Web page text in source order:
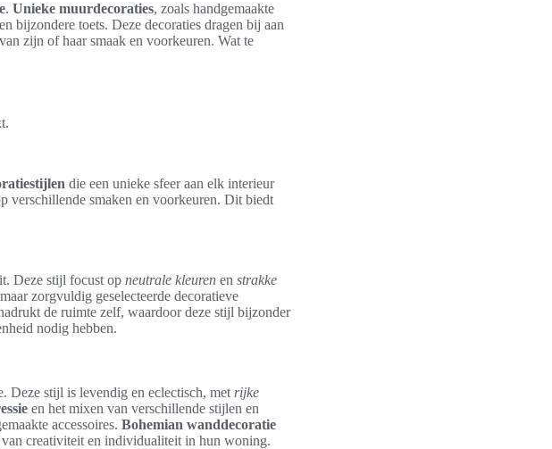
. Unieke muurdecoraties, zoals handgemaakte
bijzondere toets. Deze decoraties dragen bij aan
zijn of haar smaak en voorkeuren. Wat te
die een unieke sfeer aan elk interieur
verschillende smaken en voorkeuren. Dit biedt
Deze stijl focust op neutrale kleuren en strakke
zorgvuldig geselecteerde decoratieve
de ruimte zelf, waardoor deze stijl bijzonder
nodig hebben.
Deze stijl is levendig en eclectisch, met rijke
en het mixen van verschillende stijlen en
accessoires. Bohemian wanddecoratie
creativiteit en individualiteit in hun woning.